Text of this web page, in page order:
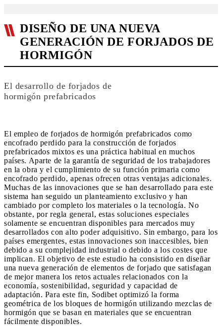
DISEÑO DE UNA NUEVA
GENERACIÓN DE FORJADOS DE
HORMIGÓN
El desarrollo de forjados de
hormigón prefabricados
El empleo de forjados de hormigón prefabricados como
encofrado perdido para la construcción de forjados
prefabricados mixtos es una práctica habitual en muchos
países. Aparte de la garantía de seguridad de los trabajadores
en la obra y el cumplimiento de su función primaria como
encofrado perdido, apenas ofrecen otras ventajas adicionales.
Muchas de las innovaciones que se han desarrollado para este
sistema han seguido un planteamiento exclusivo y han
cambiado por completo los materiales o la tecnología. No
obstante, por regla general, estas soluciones especiales
solamente se encuentran disponibles para mercados muy
desarrollados con alto poder adquisitivo. Sin embargo, para los
países emergentes, estas innovaciones son inaccesibles, bien
debido a su complejidad industrial o debido a los costes que
implican. El objetivo de este estudio ha consistido en diseñar
una nueva generación de elementos de forjado que satisfagan
de mejor manera los retos actuales relacionados con la
economía, sostenibilidad, seguridad y capacidad de
adaptación. Para este fin, Sodibet optimizó la forma
geométrica de los bloques de hormigón utilizando mezclas de
hormigón que se basan en materiales que se encuentran
fácilmente disponibles.